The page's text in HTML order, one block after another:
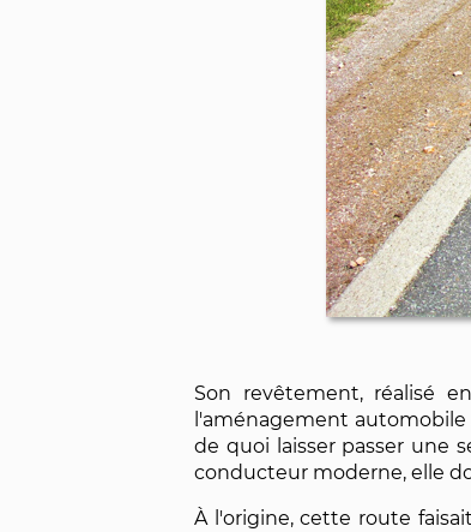
Son revêtement, réalisé
l'aménagement automobile
de quoi laisser passer une
conducteur moderne, elle
À l'origine, cette route